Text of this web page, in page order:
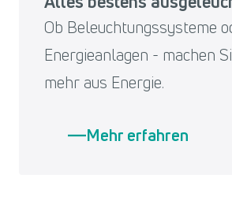
Ob Beleuchtungssysteme
Energieanlagen - machen
mehr aus Energie.
Mehr erfahren